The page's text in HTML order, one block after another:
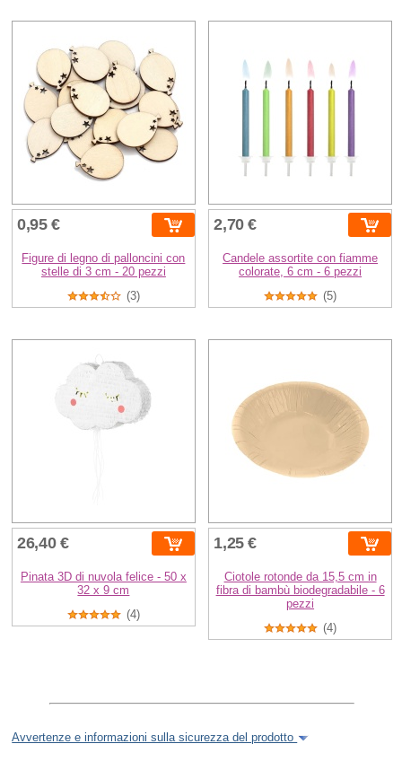
0,95 €
Figure di legno di palloncini con
stelle di 3 cm - 20 pezzi
(3)
2,70 €
Candele assortite con fiamme
colorate, 6 cm - 6 pezzi
(5)
26,40 €
Pinata 3D di nuvola felice - 50 x
32 x 9 cm
(4)
1,25 €
Ciotole rotonde da 15,5 cm in
fibra di bambù biodegradabile - 6
pezzi
(4)
Avvertenze e informazioni sulla sicurezza del prodotto